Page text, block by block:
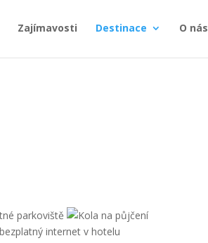
Zajímavosti Destinace O nás